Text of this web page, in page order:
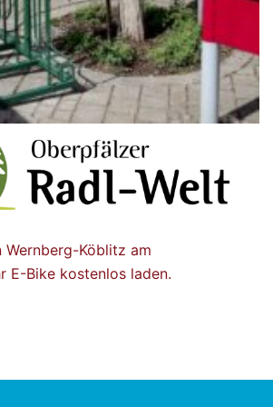
Wernberg-Köblitz am
E-Bike kostenlos laden.